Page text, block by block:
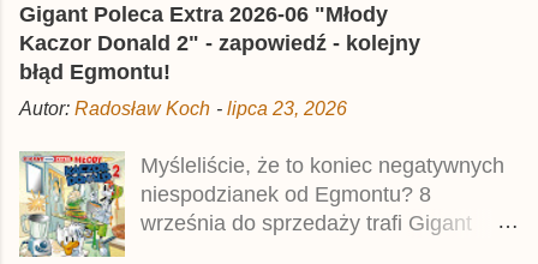
wynosi 49,99 zł i zamówicie go także z
rabatem na Egmont.pl . Za przekład
odpowiadał Jacek Drewnowski.
Publikacja jest przedrukiem drugiego
Taschenbuch Phantomias Collection ,
który trafił do sprzedaży pod koniec
2025 roku.
Gigant Poleca Extra 2026-06 "Młody
Kaczor Donald 2" - zapowiedź - kolejny
błąd Egmontu!
Autor: Radosław Koch - lipca 23, 2026
Myśleliście, że to koniec negatywnych
niespodzianek od Egmontu? 8
września do sprzedaży trafi Gigant